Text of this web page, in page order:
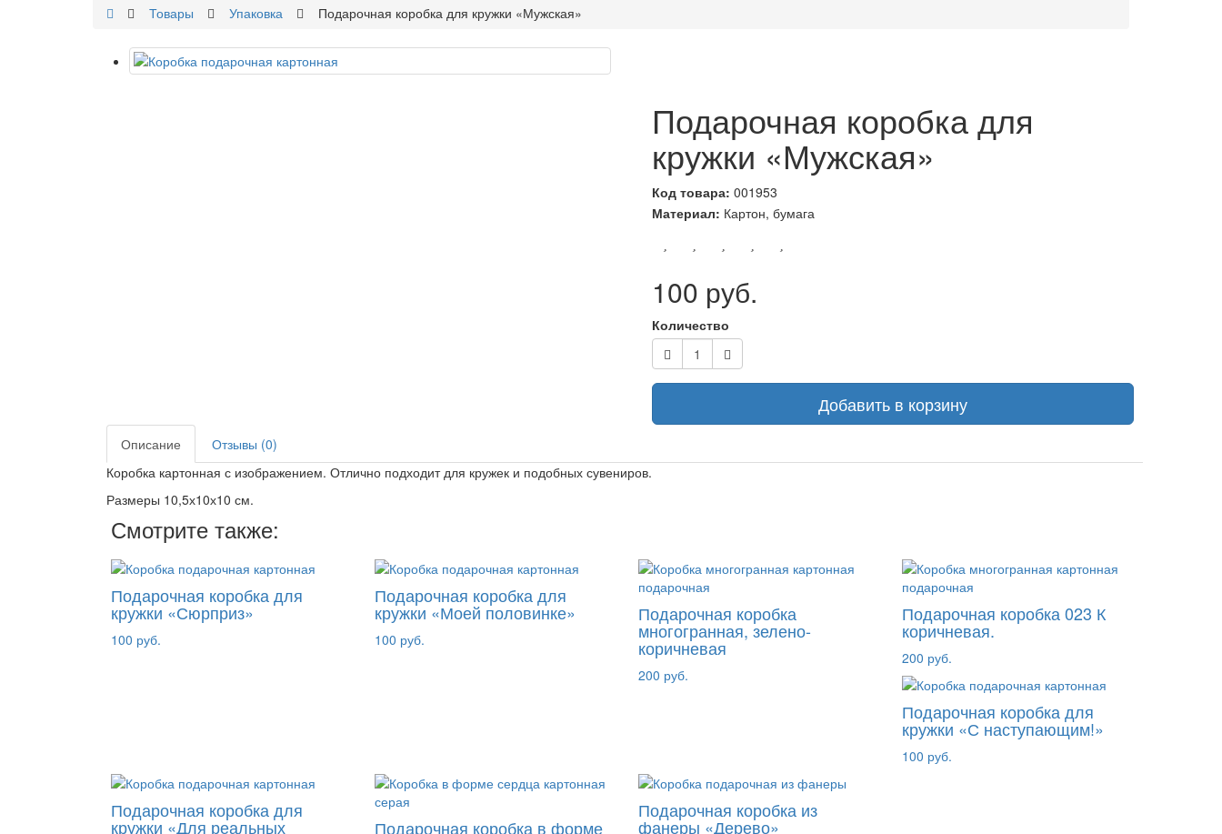
Товары
Упаковка Подарочная коробка для кружки «Мужская»
Подарочная коробка для
кружки «Мужская»
Код товара: 001953
Материал: Картон, бумага
100 руб.
Количество
Добавить в корзину
Описание
Отзывы (0)
Коробка картонная с изображением. Отлично подходит для кружек и подобных сувениров.
Размеры 10,5х10х10 см.
Смотрите также:
Подарочная коробка для
кружки «Сюрприз»
100 руб.
Подарочная коробка для
кружки «Моей половинке»
100 руб.
Подарочная коробка
многогранная, зелено-
коричневая
200 руб.
Подарочная коробка 023 К
коричневая.
200 руб.
Подарочная коробка для
кружки «С наступающим!»
100 руб.
Подарочная коробка для
кружки «Для реальных Подарочная коробка в форме
Подарочная коробка из
фанеры «Дерево»